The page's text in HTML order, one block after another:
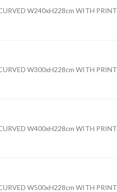
W240xH228cm WITH PRINT
W300xH228cm WITH PRINT
W400xH228cm WITH PRINT
W500xH228cm WITH PRINT